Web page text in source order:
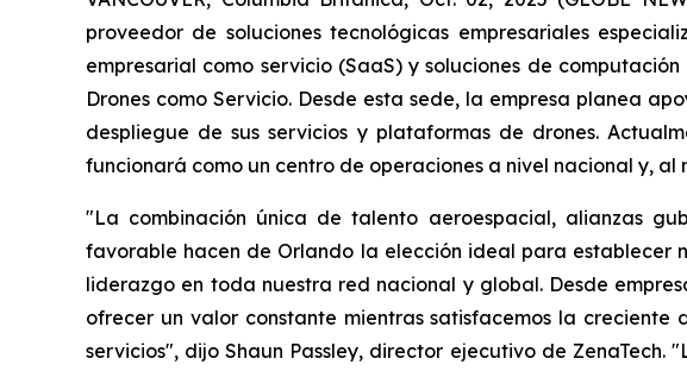
proveedor de soluciones tecnológicas empresariales
empresarial como servicio (SaaS) y soluciones de
Drones como Servicio. Desde esta sede, la empresa planea
despliegue de sus servicios y plataformas de drones.
funcionará como un centro de operaciones a nivel nacional y,
"La combinación única de talento aeroespacial, alianzas
favorable hacen de Orlando la elección ideal para establecer
liderazgo en toda nuestra red nacional y global. Desde
ofrecer un valor constante mientras satisfacemos la
servicios", dijo Shaun Passley, director ejecutivo de